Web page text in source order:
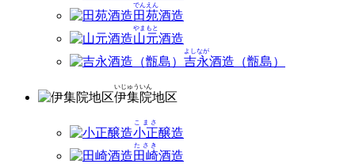
田苑
でんえん
酒造
山元
やまもと
酒造
吉永
よしなが
酒造（甑島）
伊集院
いじゅういん
地区
小正
こまさ
醸造
田崎
たさき
酒造